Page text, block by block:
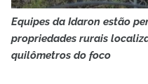
Equipes da Idaron estão
propriedades rurais
quilômetros do foco